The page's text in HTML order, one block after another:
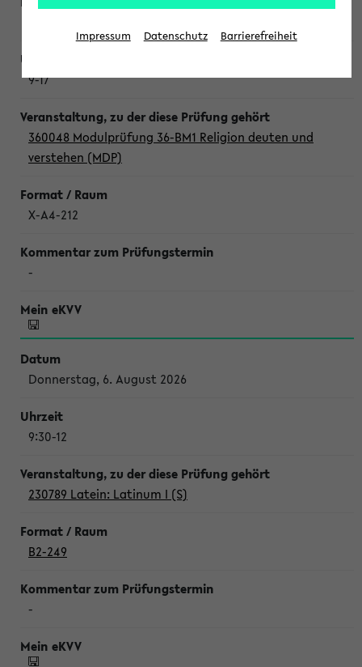
9-17
360048 Modulprüfung 36-BM1 Religion deuten und
verstehen (MDP)
X-A4-212
-
Donnerstag, 6. August 2026
9:30-12
230789 Latein: Latinum I (S)
B2-249
-
Impressum Datenschutz Barrierefreiheit